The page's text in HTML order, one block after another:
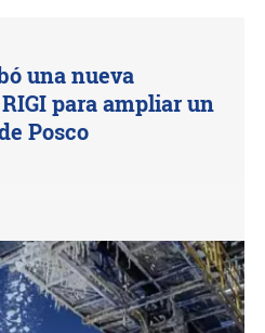
una nueva
para ampliar un
Posco